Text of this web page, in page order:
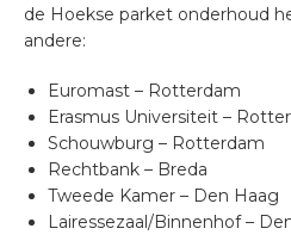
de Hoekse parket onderhoud
andere:
Euromast – Rotterdam
Erasmus Universiteit –
Schouwburg – Rotterdam
Rechtbank – Breda
Tweede Kamer – Den Haag
Lairessezaal/Binnenhof –